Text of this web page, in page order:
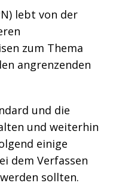
lebt von der
zum Thema
angrenzenden
und die
und weiterhin
einige
dem Verfassen
sollten.